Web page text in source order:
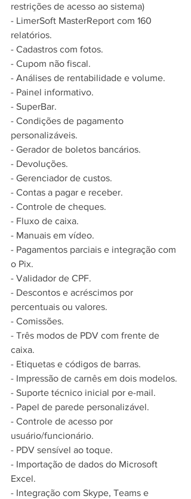
restrições de acesso ao sistema)
- LimerSoft MasterReport com 160
relatórios.
- Cadastros com fotos.
- Cupom não fiscal.
- Análises de rentabilidade e volume.
- Painel informativo.
- SuperBar.
- Condições de pagamento
personalizáveis.
- Gerador de boletos bancários.
- Devoluções.
- Gerenciador de custos.
- Contas a pagar e receber.
- Controle de cheques.
- Fluxo de caixa.
- Manuais em vídeo.
- Pagamentos parciais e integração com
o Pix.
- Validador de CPF.
- Descontos e acréscimos por
percentuais ou valores.
- Comissões.
- Três modos de PDV com frente de
caixa.
- Etiquetas e códigos de barras.
- Impressão de carnês em dois modelos.
- Suporte técnico inicial por e-mail.
- Papel de parede personalizável.
- Controle de acesso por
usuário/funcionário.
- PDV sensível ao toque.
- Importação de dados do Microsoft
Excel.
- Integração com Skype, Teams e